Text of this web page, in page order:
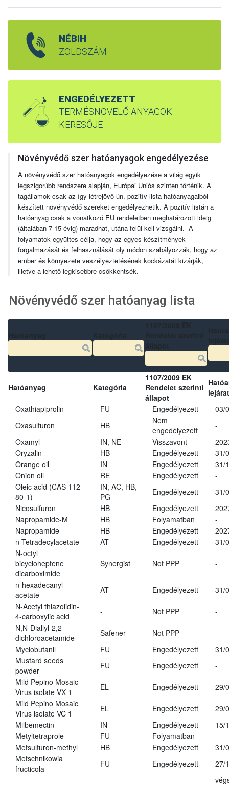
NÉBIH
ZÖLDSZÁM
ENGEDÉLYEZETT
TERMÉSNÖVELŐ ANYAGOK
KERESŐJE
Növényvédő szer hatóanyagok engedélyezése
A növényvédő szer hatóanyagok engedélyezése a világ egyik
legszigorúbb rendszere alapján, Európai Uniós szinten történik. A
tagállamok csak az így létrejövő ún. pozitív lista hatóanyagaiból
készített növényvédő szereket engedélyezhetik. A pozitív listán a
hatóanyag csak a vonatkozó EU rendeletben meghatározott ideig
(általában 7-15 évig) maradhat, utána felül kell vizsgálni. A
folyamatok együttes célja, hogy az egyes készítmények
forgalmazását és felhasználását oly módon szabályozzák, hogy az
ember és környezete veszélyeztetésének kockázatát kizárják,
illetve a lehető legkisebbre csökkentsék.
Növényvédő szer hatóanyag lista
Hatóanyag Kategória
1107/2009 EK
Rendelet szerinti
állapot
Oxathiapiprolin
FU Engedélyezett
03/
Oxasulfuron
HB
Nem
engedélyezett
-
Oxamyl
IN, NE Visszavont
Oryzalin
HB Engedélyezett
31/
Orange oil
IN Engedélyezett
31/
Onion oil
RE Engedélyezett
-
Oleic acid (CAS 112-
80-1)
IN, AC, HB,
PG
Engedélyezett
31/
Nicosulfuron
HB Engedélyezett
Napropamide-M
HB Folyamatban
-
Napropamide
HB Engedélyezett
n-Tetradecylacetate
AT Engedélyezett
31/
N-octyl
bicycloheptene
dicarboximide
Synergist Not PPP -
n-hexadecanyl
acetate
AT Engedélyezett
31/
N-Acetyl thiazolidin-
4-carboxylic acid
- Not PPP
-
N,N-Diallyl-2,2-
dichloroacetamide
Safener Not PPP
-
Myclobutanil
FU Engedélyezett
31/
Mustard seeds
powder
FU Engedélyezett
-
Mild Pepino Mosaic
Virus isolate VX 1
EL Engedélyezett
29/
Mild Pepino Mosaic
Virus isolate VC 1
EL Engedélyezett
29/
Milbemectin
IN Engedélyezett
15/
Metyltetraprole
FU Folyamatban
-
Metsulfuron-methyl
HB Engedélyezett
31/
Metschnikowia
fructicola
FU Engedélyezett 27/